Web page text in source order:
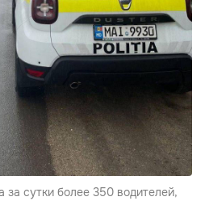
сутки более 350 водителей,